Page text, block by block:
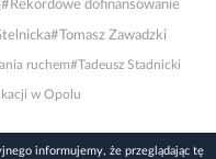
#Rekordowe dofinansowanie
#Tomasz Zawadzki
ruchem#Tadeusz Stadnicki
w Opolu
informujemy, że przeglądając tę